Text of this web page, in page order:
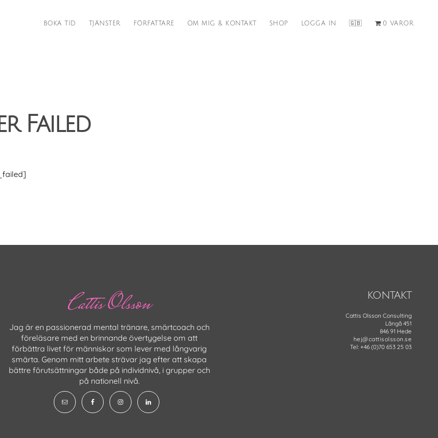
BOKA TID TJÄNSTER FÖRFATTARE OM MIG & KONTAKT SHOP LOGGA IN 🇬🇧 0 VAROR
Failed
Cattis Olsson
Jag är en passionerad mental tränare, smärtcoach och
föreläsare med en brinnande övertygelse om att
förbättra livet för människor som lever med långvarig
smärta. Genom mitt arbete strävar jag efter att skapa
bättre förutsättningar både på individnivå, i grupper och
på nationell nivå.
KONTAKT
Cattis Olsson Consulting
Långå 451
846 91 Hede
hej@cattisolsson.se
Tel: +46 (0)70 653 25 03